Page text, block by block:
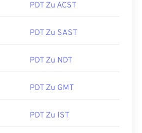
PDT Zu ACST
PDT Zu SAST
PDT Zu NDT
PDT Zu GMT
PDT Zu IST